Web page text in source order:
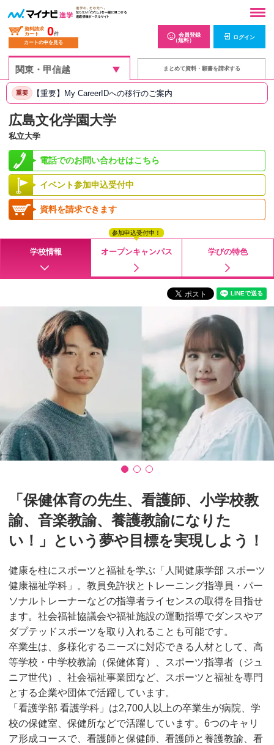
資料請求
カート
0件
カートの中を見る
会員登録
（無料）
ログイン
まとめて資料・願書を請求する
重要 【重要】My CareerIDへの移行のご案内
広島文化学園大学
私立大学
電話でのお問い合わせはこちら
イベント参加申込受付中
資料を請求できます
学校情報 オープンキャンパス
参加申込受付中！
学びの特色
「保健体育の先生、看護師、小学校教
諭、音楽教諭、養護教諭になりた
い！」という夢や目標を実現しよう！
健康を柱にスポーツと福祉を学ぶ「人間健康学部 スポーツ
健康福祉学科」。教員免許状とトレーニング指導員・パー
ソナルトレーナーなどの指導者ライセンスの取得を目指せ
ます。社会福祉協議会や福祉施設の運動指導でダンスやア
ダプテッドスポーツを取り入れることも可能です。
卒業生は、多様化するニーズに対応できる人材として、高
等学校・中学校教諭（保健体育）、スポーツ指導者（ジュ
ニア世代）、社会福祉事業団など、スポーツと福祉を専門
とする企業や団体で活躍しています。
「看護学部 看護学科」は2,700人以上の卒業生が病院、学
校の保健室、保健所などで活躍しています。6つのキャリ
ア形成コースで、看護師と保健師、看護師と養護教諭、看